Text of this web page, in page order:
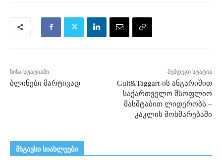
წინა სტატიაში
ბლინები მარტივად
შემდეგი სტატია
Gult&Taggart-ის ანგარიშით
საქართველო მსოფლიო
მასშტაბით ლიდერობს –
კაკლის მოხმარებაში
მსგავსი სიახლეები